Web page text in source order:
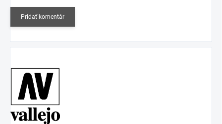
Pridať komentár